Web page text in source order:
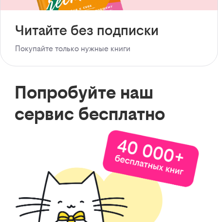
Читайте без подписки
Покупайте только нужные книги
Попробуйте наш
сервис бесплатно